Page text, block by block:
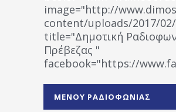
image="http://
content/uploads/2017/
title="Δημοτική
Πρέβεζας "
facebook="https://
1531194763766854/"
ΜΕΝΟΥ ΡΑΔΙΟΦΩΝΙΑΣ